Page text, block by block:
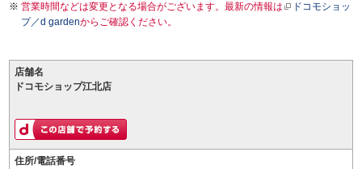
営業時間などは変更となる場合がございます。最新の情報は
ドコモショッ
プ／d gardenからご確認ください。
店舗名
ドコモショップ江北店
住所/電話番号